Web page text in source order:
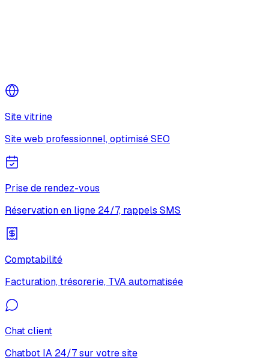
Site vitrine
Site web professionnel, optimisé SEO
Prise de rendez-vous
Réservation en ligne 24/7, rappels SMS
Comptabilité
Facturation, trésorerie, TVA automatisée
Chat client
Chatbot IA 24/7 sur votre site